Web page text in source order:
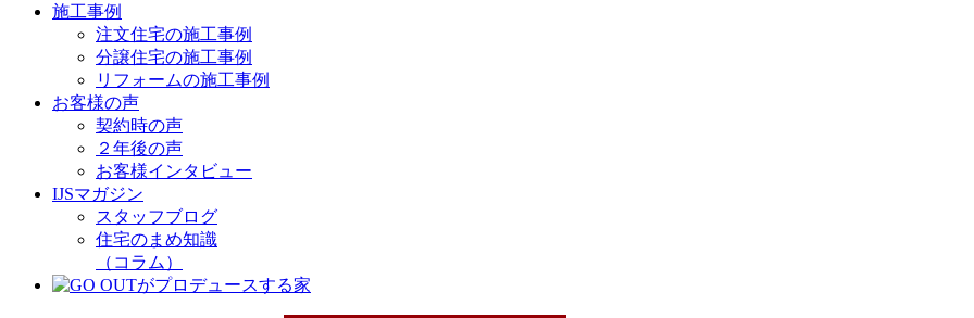
施工事例
注文住宅の施工事例
分譲住宅の施工事例
リフォームの施工事例
お客様の声
契約時の声
２年後の声
お客様インタビュー
IJSマガジン
スタッフブログ
住宅のまめ知識
（コラム）